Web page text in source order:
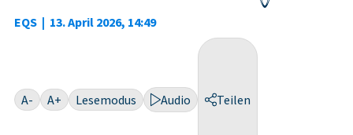
EQS | 13. April 2026, 14:49
A- A+ Lesemodus Audio Teilen